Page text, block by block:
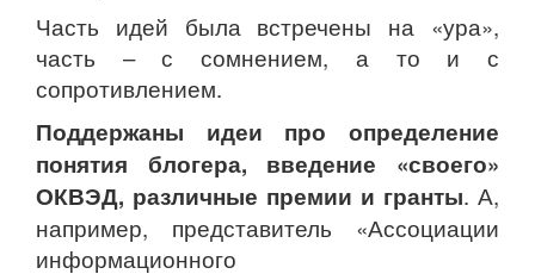
Часть идей была встречены на «ура»,
часть – с сомнением, а то и с
сопротивлением.
Поддержаны идеи про определение
понятия блогера, введение «своего»
ОКВЭД, различные премии и гранты. А,
например, представитель «Ассоциации
информационного